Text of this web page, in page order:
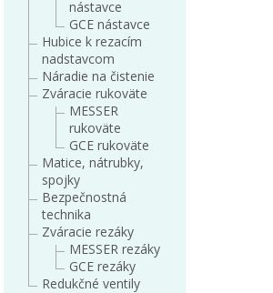
nástavce
GCE nástavce
Hubice k rezacím
nadstavcom
Náradie na čistenie
Zváracie rukoväte
MESSER
rukoväte
GCE rukoväte
Matice, nátrubky,
spojky
Bezpečnostná
technika
Zváracie rezáky
MESSER rezáky
GCE rezáky
Redukčné ventily